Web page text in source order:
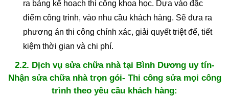
ra bảng kế hoạch thi công khoa học. Dựa vào đặc
điểm công trình, vào nhu cầu khách hàng. Sẽ đưa ra
phương án thi công chính xác, giải quyết triệt để, tiết
kiệm thời gian và chi phí.
2.2. Dịch vụ sửa chữa nhà tại Bình Dương uy tín-
Nhận sửa chữa nhà trọn gói- Thi công sửa mọi công
trình theo yêu cầu khách hàng: